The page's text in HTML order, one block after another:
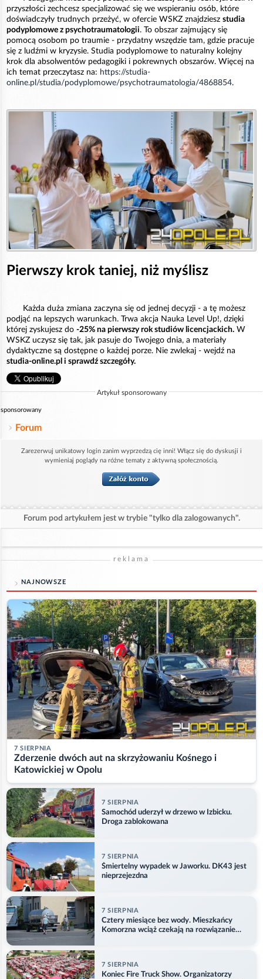
przyszłości zechcesz specjalizować się we wspieraniu osób, które
doświadczyły trudnych przeżyć, w ofercie WSKZ znajdziesz studia
podyplomowe z psychotraumatologii. To obszar zajmujący się
pomocą osobom po traumie - przydatny wszędzie tam, gdzie pracuje
się z ludźmi w kryzysie. Studia podyplomowe to naturalny kolejny
krok dla absolwentów pedagogiki i pokrewnych obszarów. Więcej na
ich temat przeczytasz na: https://studia-
online.pl/studia/podyplomowe/psychotraumatologia/4868854.
Pierwszy krok taniej, niż myślisz
Każda duża zmiana zaczyna się od jednej decyzji - a tę możesz
podjąć na lepszych warunkach. Trwa akcja Nauka Level Up!, dzięki
której zyskujesz do -25% na pierwszy rok studiów licencjackich. W
WSKZ uczysz się tak, jak pasuje do Twojego dnia, a materiały
dydaktyczne są dostępne o każdej porze. Nie zwlekaj - wejdź na
studia-online.pl i sprawdź szczegóły.
Artykuł sponsorowany
sponsorowany
Forum
Zarezerwuj unikatowy login zanim wyprzedzą cię inni! Włącz się do dyskusji i
wymieniaj poglądy na różne tematy z aktywną społecznością.
Forum pod artykułem jest w trybie "tylko dla zalogowanych".
reklama
NAJNOWSZE
7 SIERPNIA
Zderzenie dwóch aut na skrzyżowaniu Kośnego i
Katowickiej w Opolu
7 SIERPNIA
Samochód uderzył w drzewo w Izbicku.
Droga zablokowana
7 SIERPNIA
Śmiertelny wypadek w Jaworku. DK43 jest
nieprzejezdna
7 SIERPNIA
Cztery miesiące bez wody. Mieszkańcy
Komorzna wciąż czekają na rozwiązanie
7 SIERPNIA
Koniec Fire Truck Show. Organizatorzy